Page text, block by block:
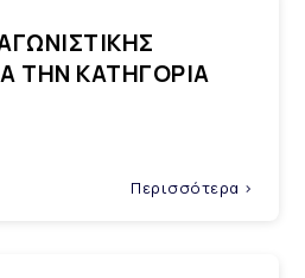
ΤΗΝ ΚΑΤΗΓΟΡΙΑ
Περισσότερα >